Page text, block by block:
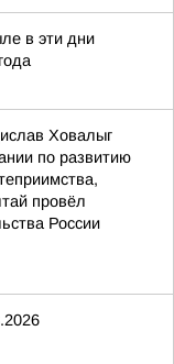
в эти дни
Ховалыг
по развитию
провёл
России